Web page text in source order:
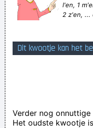
Gelukkiglijk
l'en, 1
2 z'en, ...
Dit kwootje kan het
Verder nog
Het oudste kwootje is